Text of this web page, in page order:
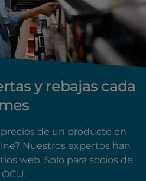
y rebajas cada
mes
de un producto en
Nuestros expertos han
web. Solo para socios de
OCU.